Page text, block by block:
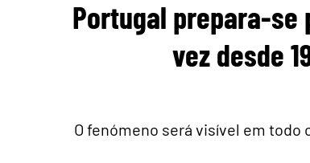
Portugal prepara-se
vez desde
O fenómeno será visível em todo